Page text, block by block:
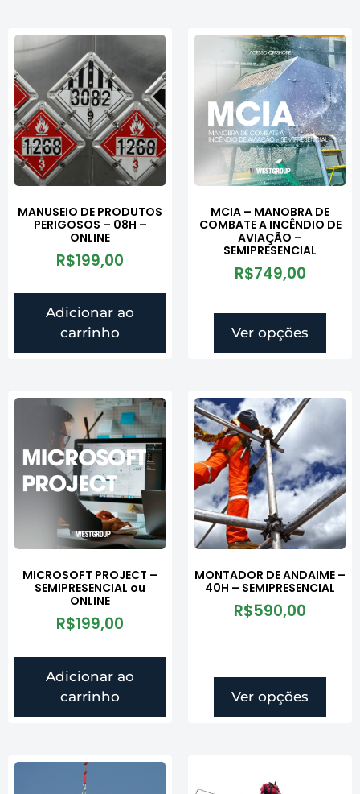
MANUSEIO DE PRODUTOS
PERIGOSOS – 08H –
ONLINE
R$199,00
Adicionar ao
carrinho
MCIA – MANOBRA DE
COMBATE A INCÊNDIO DE
AVIAÇÃO –
SEMIPRESENCIAL
R$749,00
Ver opções
MICROSOFT PROJECT –
SEMIPRESENCIAL ou
ONLINE
R$199,00
Adicionar ao
carrinho
MONTADOR DE ANDAIME –
40H – SEMIPRESENCIAL
R$590,00
Ver opções